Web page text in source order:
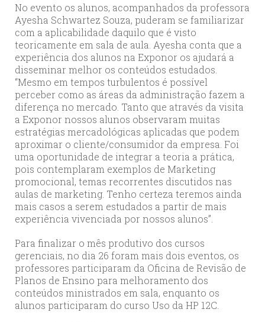
No evento os alunos, acompanhados da professora
Ayesha Schwartez Souza, puderam se familiarizar
com a aplicabilidade daquilo que é visto
teoricamente em sala de aula. Ayesha conta que a
experiência dos alunos na Exponor os ajudará a
disseminar melhor os conteúdos estudados.
“Mesmo em tempos turbulentos é possível
perceber como as áreas da administração fazem a
diferença no mercado. Tanto que através da visita
a Exponor nossos alunos observaram muitas
estratégias mercadológicas aplicadas que podem
aproximar o cliente/consumidor da empresa. Foi
uma oportunidade de integrar a teoria a prática,
pois contemplaram exemplos de Marketing
promocional, temas recorrentes discutidos nas
aulas de marketing. Tenho certeza teremos ainda
mais casos a serem estudados a partir de mais
experiência vivenciada por nossos alunos”.
Para finalizar o mês produtivo dos cursos
gerenciais, no dia 26 foram mais dois eventos, os
professores participaram da Oficina de Revisão de
Planos de Ensino para melhoramento dos
conteúdos ministrados em sala, enquanto os
alunos participaram do curso Uso da HP 12C.